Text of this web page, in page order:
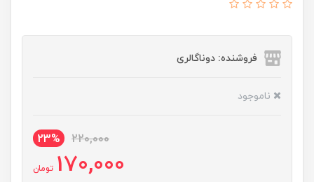
فروشنده: دوناگالری
ناموجود
220,000
23%
170,000 تومان